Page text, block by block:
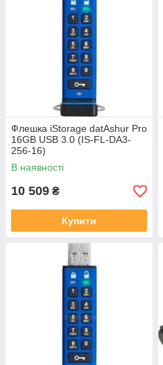
Флешка iStorage datAshur Pro
16GB USB 3.0 (IS-FL-DA3-
256-16)
В наявності
10 509 ₴
Купити